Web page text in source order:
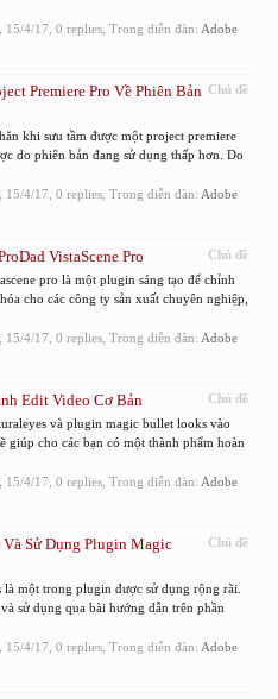
15/4/17 , 0 replies, Trong diễn đàn: Adobe
Chủ đề
Premiere Pro Về Phiên Bản
khi sưu tầm được một project premiere
do phiên bản đang sử dụng thấp hơn. Do
15/4/17 , 0 replies, Trong diễn đàn: Adobe
Chủ đề
VistaScene Pro
pro là một plugin sáng tạo để chỉnh
cho các công ty sản xuất chuyên nghiệp,
15/4/17 , 0 replies, Trong diễn đàn: Adobe
Chủ đề
Edit Video Cơ Bản
và plugin magic bullet looks vào
giúp cho các bạn có một thành phẩm hoàn
15/4/17 , 0 replies, Trong diễn đàn: Adobe
Chủ đề
Sử Dụng Plugin Magic
một trong plugin được sử dụng rộng rãi.
sử dụng qua bài hướng dẫn trên phần
15/4/17 , 0 replies, Trong diễn đàn: Adobe